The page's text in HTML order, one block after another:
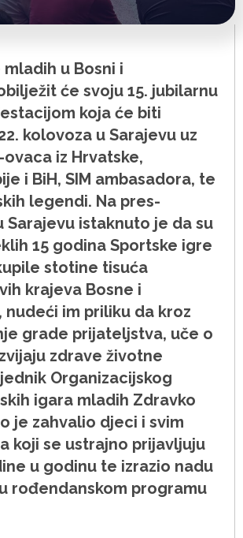
u Bosni i
će svoju 15. jubilarnu
koja će biti
kolovoza u Sarajevu uz
ovaca iz Hrvatske,
i BiH, SIM ambasadora, te
legendi. Na pres-
Sarajevu istaknuto je da su
15 godina Sportske igre
stotine tisuća
krajeva Bosne i
im priliku da kroz
grade prijateljstva, uče o
zdrave životne
Organizacijskog
igara mladih Zdravko
je zahvalio djeci i svim
koji se ustrajno prijavljuju
u godinu te izrazio nadu
rođendanskom programu